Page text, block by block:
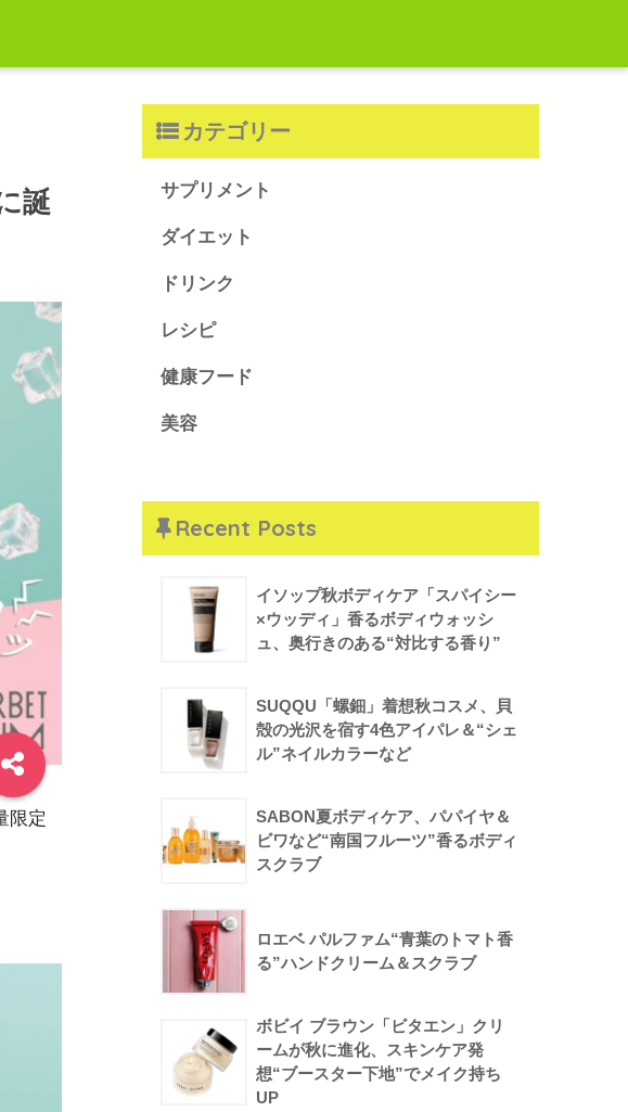
誕
限定
カテゴリー
サプリメント
ダイエット
ドリンク
レシピ
健康フード
美容
Recent Posts
イソップ秋ボディケア「スパイシー
×ウッディ」香るボディウォッシ
ュ、奥行きのある“対比する香り”
SUQQU「螺鈿」着想秋コスメ、貝
殻の光沢を宿す4色アイパレ＆“シェ
ル”ネイルカラーなど
SABON夏ボディケア、パパイヤ＆
ビワなど“南国フルーツ”香るボディ
スクラブ
ロエベ パルファム“青葉のトマト香
る”ハンドクリーム＆スクラブ
ボビイ ブラウン「ビタエン」クリ
ームが秋に進化、スキンケア発
想“ブースター下地”でメイク持ち
UP